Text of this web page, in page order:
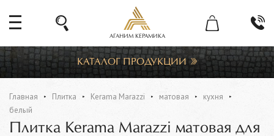
АГАНИМ КЕРАМИКА
КАТАЛОГ ПРОДУКЦИИ
Главная Плитка Kerama Marazzi матовая
кухня
белый
Плитка Kerama Marazzi матовая для